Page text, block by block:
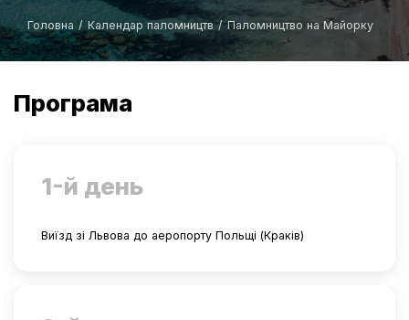
Головна / Календар паломництв / Паломництво на Майорку
Програма
1-й день
Виїзд зі Львова до аеропорту Польщі (Краків)